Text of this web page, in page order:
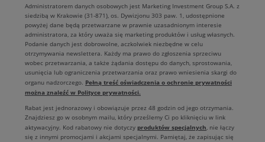
Administratorem danych osobowych jest Marketing Investment Group S.A. z
siedzibą w Krakowie (31-871), os. Dywizjonu 303 paw. 1, udostępnione
powyżej dane będą przetwarzane w prawnie uzasadnionym interesie
administratora, za który uważa się marketing produktów i usług własnych.
Podanie danych jest dobrowolne, aczkolwiek niezbędne w celu
otrzymywania newslettera. Każdy ma prawo do zgłoszenia sprzeciwu
wobec przetwarzania, a także żądania dostępu do danych, sprostowania,
usunięcia lub ograniczenia przetwarzania oraz prawo wniesienia skargi do
organu nadzorczego. Pełną treść oświadczenia o ochronie prywatności
można znaleźć w Polityce prywatności.
Rabat jest jednorazowy i obowiązuje przez 48 godzin od jego otrzymania.
Znajdziesz go w osobnym mailu, który prześlemy Ci po kliknięciu w link
aktywacyjny. Kod rabatowy nie dotyczy produktów specjalnych, nie łączy
się z innymi promocjami i akcjami specjalnymi. Pamiętaj, że zapisując się